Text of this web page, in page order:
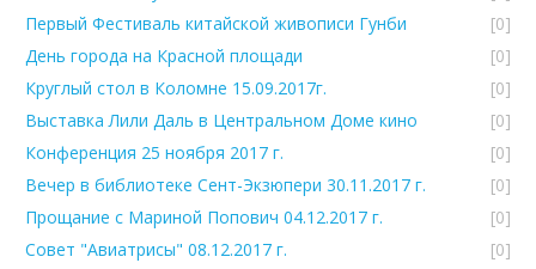
Первый Фестиваль китайской живописи Гунби
[0]
День города на Красной площади
[0]
Круглый стол в Коломне 15.09.2017г.
[0]
Выставка Лили Даль в Центральном Доме кино
[0]
Конференция 25 ноября 2017 г.
[0]
Вечер в библиотеке Сент-Экзюпери 30.11.2017 г.
[0]
Прощание с Мариной Попович 04.12.2017 г.
[0]
Совет "Авиатрисы" 08.12.2017 г.
[0]